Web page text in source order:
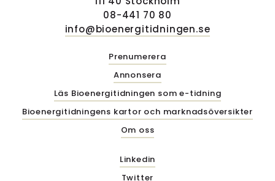
08-441 70 80
info@bioenergitidningen.se
Prenumerera
Annonsera
Läs Bioenergitidningen som e-tidning
Bioenergitidningens kartor och marknadsöversikter
Om oss
Linkedin
Twitter